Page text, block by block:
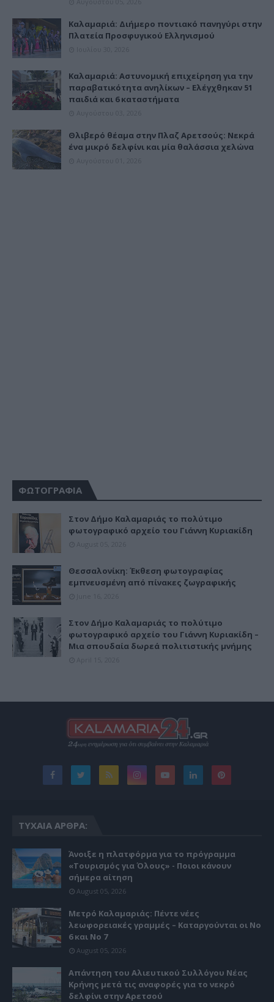
Καλαμαριά: Διήμερο ποντιακό πανηγύρι στην
Πλατεία Προσφυγικού Ελληνισμού
Καλαμαριά: Αστυνομική επιχείρηση για την
παραβατικότητα ανηλίκων – Ελέγχθηκαν 51
παιδιά και 6 καταστήματα
Θλιβερό θέαμα στην Πλαζ Αρετσούς: Νεκρά
ένα μικρό δελφίνι και μία θαλάσσια χελώνα
ΦΩΤΟΓΡΑΦΙΑ
Στον Δήμο Καλαμαριάς το πολύτιμο
φωτογραφικό αρχείο του Γιάννη Κυριακίδη
Θεσσαλονίκη: Έκθεση φωτογραφίας
εμπνευσμένη από πίνακες ζωγραφικής
Στον Δήμο Καλαμαριάς το πολύτιμο
φωτογραφικό αρχείο του Γιάννη Κυριακίδη –
Μια σπουδαία δωρεά πολιτιστικής μνήμης
ΤΥΧΑΊΑ ΆΡΘΡΑ:
Άνοιξε η πλατφόρμα για το πρόγραμμα
«Τουρισμός για Όλους» - Ποιοι κάνουν
σήμερα αίτηση
August 05, 2026
Μετρό Καλαμαριάς: Πέντε νέες
λεωφορειακές γραμμές – Καταργούνται οι Νο
6 και Νο 7
August 05, 2026
Απάντηση του Αλιευτικού Συλλόγου Νέας
Κρήνης μετά τις αναφορές για το νεκρό
δελφίνι στην Αρετσού